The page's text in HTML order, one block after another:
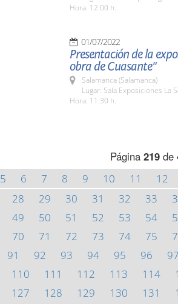
Hora: 12:00 h.
01/07/2022
Presentación de la
obra de Cuasante"
Salamanca (Salamanca)
Lugar: Sala Exposiciones La
Hora: 11:30 h.
Página 219de
5 6 7 8 9 10 11 12
28 29 30 31 32 33
49 50 51 52 53 54
70 71 72 73 74 75
91 92 93 94 95 96 97
110 111 112 113 114
127 128 129 130 131